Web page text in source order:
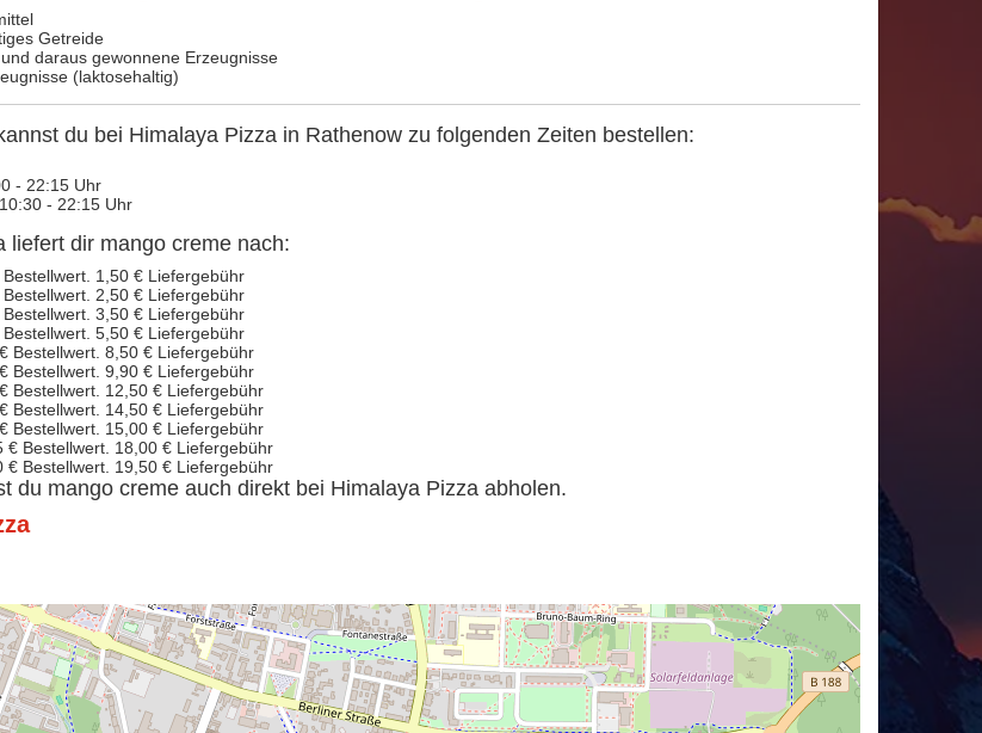
Getreide
daraus gewonnene Erzeugnisse
(laktosehaltig)
du bei Himalaya Pizza in Rathenow zu folgenden Zeiten bestellen:
- 22:15 Uhr
- 22:15 Uhr
liefert dir mango creme nach:
1,50 € Liefergebühr
2,50 € Liefergebühr
3,50 € Liefergebühr
5,50 € Liefergebühr
Bestellwert. 8,50 € Liefergebühr
Bestellwert. 9,90 € Liefergebühr
Bestellwert. 12,50 € Liefergebühr
Bestellwert. 14,50 € Liefergebühr
Bestellwert. 15,00 € Liefergebühr
€ Bestellwert. 18,00 € Liefergebühr
€ Bestellwert. 19,50 € Liefergebühr
du mango creme auch direkt bei Himalaya Pizza abholen.